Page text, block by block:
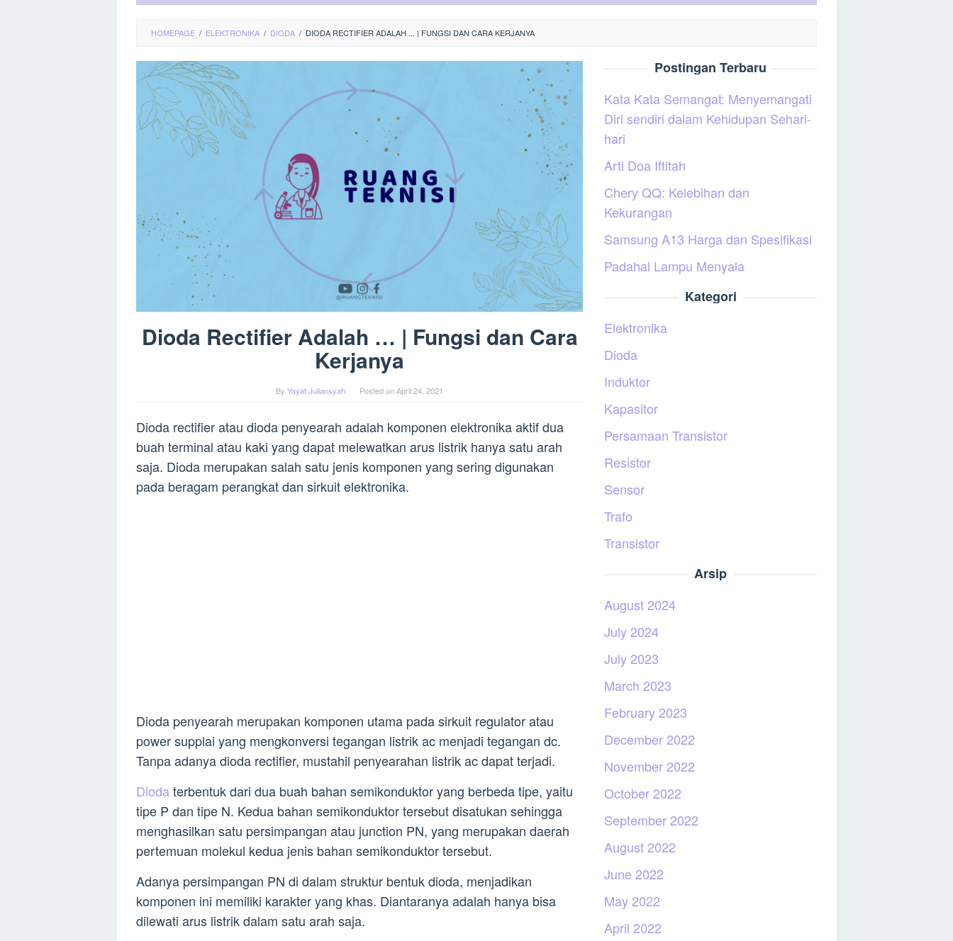
HOMEPAGE / ELEKTRONIKA / DIODA / DIODA RECTIFIER ADALAH ... | FUNGSI DAN CARA KERJANYA
Dioda Rectifier Adalah … | Fungsi dan Cara
Kerjanya
By Yayat Juliansyah Posted onApril 24, 2021
Dioda rectifier atau dioda penyearah adalah komponen elektronika aktif dua
buah terminal atau kaki yang dapat melewatkan arus listrik hanya satu arah
saja. Dioda merupakan salah satu jenis komponen yang sering digunakan
pada beragam perangkat dan sirkuit elektronika.
Dioda penyearah merupakan komponen utama pada sirkuit regulator atau
power supplai yang mengkonversi tegangan listrik ac menjadi tegangan dc.
Tanpa adanya dioda rectifier, mustahil penyearahan listrik ac dapat terjadi.
Diodaterbentuk dari dua buah bahan semikonduktor yang berbeda tipe, yaitu
tipe P dan tipe N. Kedua bahan semikonduktor tersebut disatukan sehingga
menghasilkan satu persimpangan atau junction PN, yang merupakan daerah
pertemuan molekul kedua jenis bahan semikonduktor tersebut.
Adanya persimpangan PN di dalam struktur bentuk dioda, menjadikan
komponen ini memiliki karakter yang khas. Diantaranya adalah hanya bisa
dilewati arus listrik dalam satu arah saja.
Postingan Terbaru
Kata Kata Semangat: Menyemangati
Diri sendiri dalam Kehidupan Sehari-
hari
Arti Doa Iftitah
Chery QQ: Kelebihan dan
Kekurangan
Samsung A13 Harga dan Spesifikasi
Padahal Lampu Menyala
Kategori
Elektronika
Dioda
Induktor
Kapasitor
Persamaan Transistor
Resistor
Sensor
Trafo
Transistor
Arsip
August 2024
July 2024
July 2023
March 2023
February 2023
December 2022
November 2022
October 2022
September 2022
August 2022
June 2022
May 2022
April 2022